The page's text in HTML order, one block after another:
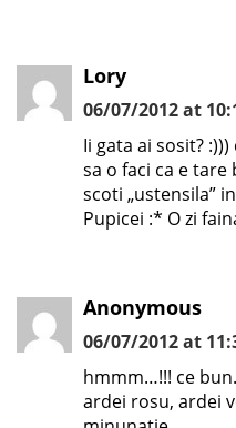
Lory
06/07/2012 at
Ii gata ai sosit?
sa o faci ca e
scoti „ustensila”
Pupicei :* O zi
Anonymous
06/07/2012 at
hmmm…!!! ce
ardei rosu, ardei